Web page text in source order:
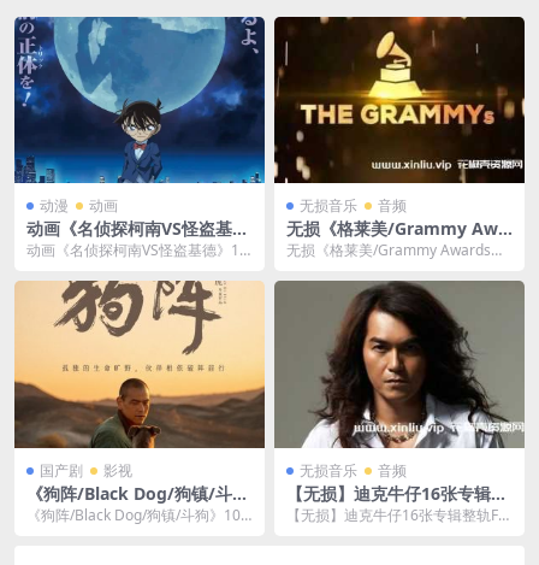
动漫 动画
动画《名侦探柯南VS怪盗基
德》1080P超高清[MP4/5GB]
动画《名侦探柯南VS怪盗基德》10
下载，...
无损音乐 音频
无损《格莱美/Grammy Awa
rds获奖歌曲》音乐资料-百度
无损《格莱美/Grammy Awards获
载，wa...
国产剧 影视
《狗阵/Black Dog/狗镇/斗
狗》1080P超高清[MP4/7GB]
《狗阵/Black Dog/狗镇/斗狗》108
无损音乐 音频
【无损】迪克牛仔16张专辑整
轨FLAC歌曲音乐合集-百度云
【无损】迪克牛仔16张专辑整轨FL